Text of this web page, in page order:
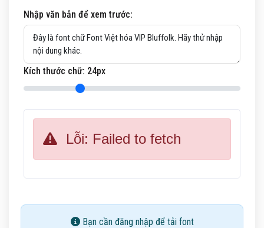
Nhập văn bản để xem trước:
Kích thước chữ: 24px
Lỗi: Failed to fetch
Bạn cần đăng nhập để tải font